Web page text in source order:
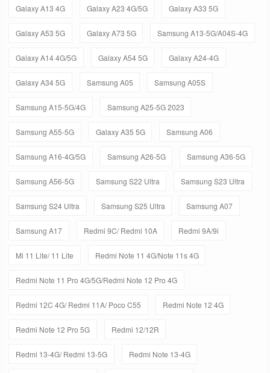
Galaxy A13 4G Galaxy A23 4G/5G Galaxy A33 5G
Galaxy A53 5G Galaxy A73 5G Samsung A13-5G/A04S-4G
Galaxy A14 4G/5G Galaxy A54 5G Galaxy A24-4G
Galaxy A34 5G Samsung A05 Samsung A05S
Samsung A15-5G/4G Samsung A25-5G 2023
Samsung A55-5G Galaxy A35 5G Samsung A06
Samsung A16-4G/5G Samsung A26-5G Samsung A36-5G
Samsung A56-5G Samsung S22 Ultra Samsung S23 Ultra
Samsung S24 Ultra Samsung S25 Ultra Samsung A07
Samsung A17 Redmi 9C/ Redmi 10A Redmi 9A/9i
Mi 11 Lite/ 11 Lite Redmi Note 11 4G/Note 11s 4G
Redmi Note 11 Pro 4G/5G/Redmi Note 12 Pro 4G
Redmi 12C 4G/ Redmi 11A/ Poco C55 Redmi Note 12 4G
Redmi Note 12 Pro 5G Redmi 12/12R
Redmi 13-4G/ Redmi 13-5G Redmi Note 13-4G